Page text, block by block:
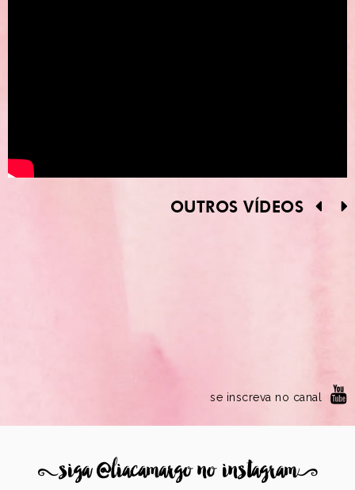
OUTROS VÍDEOS
se inscreva no canal
8siga @liacamargo no instagram9